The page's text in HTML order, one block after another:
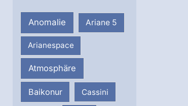
Anomalie Ariane 5
Arianespace
Atmosphäre
Baikonur Cassini